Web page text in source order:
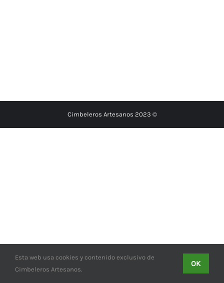
Cimbeleros Artesanos 2023 ©
Esta web usa cookies y contenido exclusivo de
Cimbeleros Artesanos.
OK